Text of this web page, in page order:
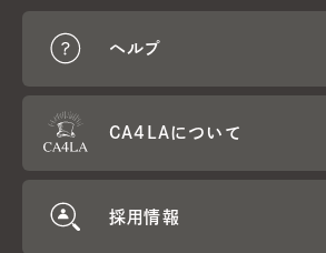
ヘルプ
CA4LAについて
採用情報